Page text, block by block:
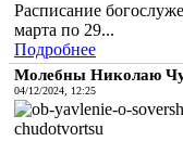
Расписание
марта по 29...
Подробнее
Молебны Николаю
04/12/2024, 12:25